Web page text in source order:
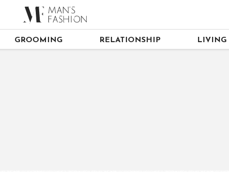
GROOMING RELATIONSHIP LIVING